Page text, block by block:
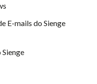
E-mails do Sienge